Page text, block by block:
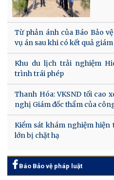
Từ phản ánh của Báo Bảo
vụ án sau khi có kết quả
Khu du lịch trải nghiệm
trình trái phép
Thanh Hóa: VKSND tối cao
nghị Giám đốc thẩm của
Kiểm sát khám nghiệm
lớn bị chặt hạ
Báo Bảo vệ pháp luật